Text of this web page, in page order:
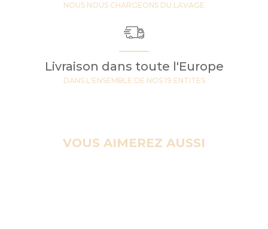
NOUS NOUS CHARGEONS DU LAVAGE
Livraison dans toute l'Europe
DANS L'ENSEMBLE DE NOS 19 ENTITES
VOUS AIMEREZ AUSSI